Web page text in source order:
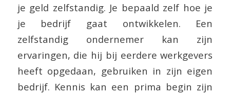
je geld zelfstandig. Je bepaald zelf hoe je
je bedrijf gaat ontwikkelen. Een
zelfstandig ondernemer kan zijn
ervaringen, die hij bij eerdere werkgevers
heeft opgedaan, gebruiken in zijn eigen
bedrijf. Kennis kan een prima begin zijn